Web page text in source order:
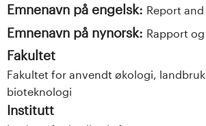
Emnenavn på engelsk: Report
Emnenavn på nynorsk: Rapport
Fakultet
Fakultet for anvendt økologi,
bioteknologi
Institutt